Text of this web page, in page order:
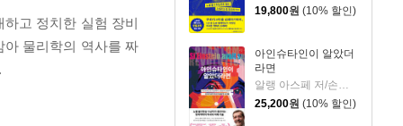
19,800원 (10% 할인)
아인슈타인이 알았더
라면
알랭 아스페 저/손윤지 역/채은미 감수
25,200원 (10% 할인)
고 정치한 실험 장비
물리학의 역사를 짜